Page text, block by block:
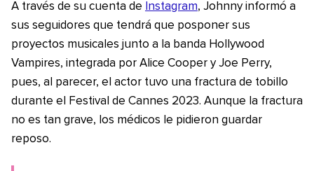
A través de su cuenta de Instagram, Johnny informó a
sus seguidores que tendrá que posponer sus
proyectos musicales junto a la banda Hollywood
Vampires, integrada por Alice Cooper y Joe Perry,
pues, al parecer, el actor tuvo una fractura de tobillo
durante el Festival de Cannes 2023. Aunque la fractura
no es tan grave, los médicos le pidieron guardar
reposo.